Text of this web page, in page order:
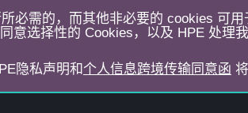
必需的，而其他非必要的 cookies 可
意选择性的 Cookies，以及 HPE 处理
隐私声明和 个人信息跨境传输同意函